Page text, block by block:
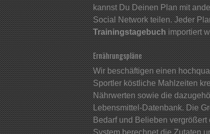
kannst Du Deinen Plan mit
Social Network teilen. Jeder
Trainingstagebuchimportiert
Ernährungspläne
Wir beschäftigen einen
Sportler köstliche Mahlzeiten
Nährwerten sowie die
Lebensmittel-Datenbank. Die
Bedarf und Belieben